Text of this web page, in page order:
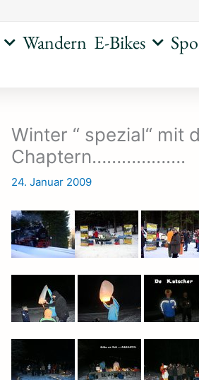
Wandern E-Bikes
Winter “ spezial“ mit
Chaptern……………….
24. Januar 2009